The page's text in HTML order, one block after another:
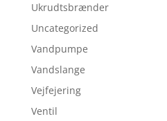
Ukrudtsbrænder
Uncategorized
Vandpumpe
Vandslange
Vejfejering
Ventil